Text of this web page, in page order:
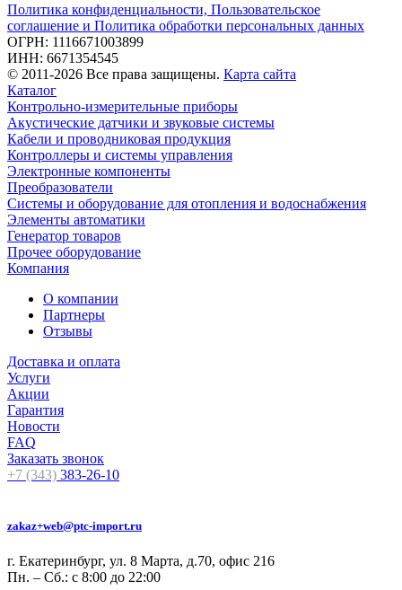
Политика конфиденциальности, Пользовательское
соглашение и Политика обработки персональных данных
ОГРН: 1116671003899
ИНН: 6671354545
© 2011-2026 Все права защищены. Карта сайта
Каталог
Контрольно-измерительные приборы
Акустические датчики и звуковые системы
Кабели и проводниковая продукция
Контроллеры и системы управления
Электронные компоненты
Преобразователи
Системы и оборудование для отопления и водоснабжения
Элементы автоматики
Генератор товаров
Прочее оборудование
Компания
О компании
Партнеры
Отзывы
Доставка и оплата
Услуги
Акции
Гарантия
Новости
FAQ
Заказать звонок
+7 (343) 383-26-10
zakaz+web@ptc-import.ru
г. Екатеринбург, ул. 8 Марта, д.70, офис 216
Пн. – Сб.: с 8:00 до 22:00